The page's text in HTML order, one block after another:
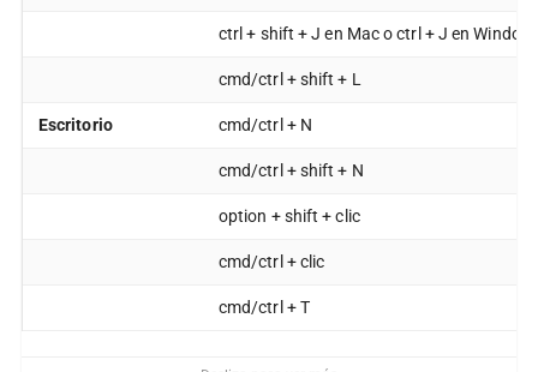
ctrl + shift + J en Mac o ctrl + J en
cmd/ctrl + shift + L
Escritorio cmd/ctrl + N
cmd/ctrl + shift + N
option + shift + clic
cmd/ctrl + clic
cmd/ctrl + T